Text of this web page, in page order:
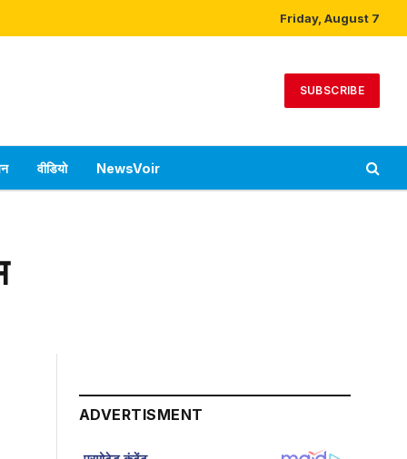
Friday, August 7
SUBSCRIBE
वीडियो NewsVoir
ADVERTISMENT